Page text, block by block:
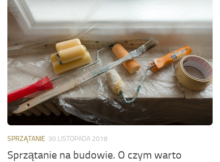
SPRZĄTANIE 30 LISTOPADA 2018
Sprzątanie na budowie. O czym warto